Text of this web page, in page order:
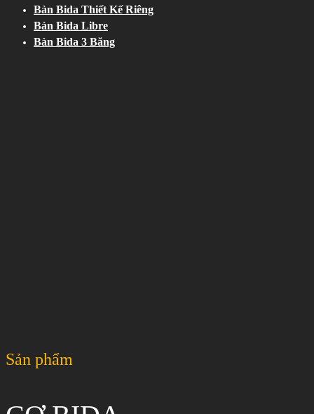
Bàn Bida Thiết Kế Riêng
Bàn Bida Libre
Bàn Bida 3 Băng
Sản phẩm